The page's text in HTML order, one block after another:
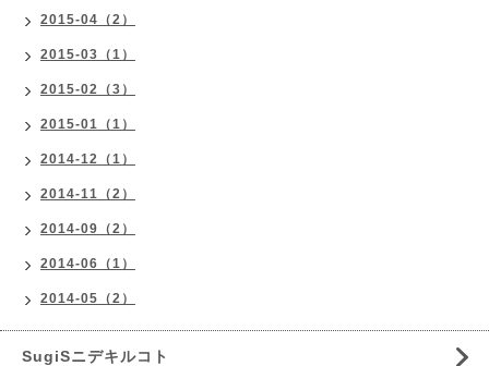
2015-04（2）
2015-03（1）
2015-02（3）
2015-01（1）
2014-12（1）
2014-11（2）
2014-09（2）
2014-06（1）
2014-05（2）
SugiSニデキルコト